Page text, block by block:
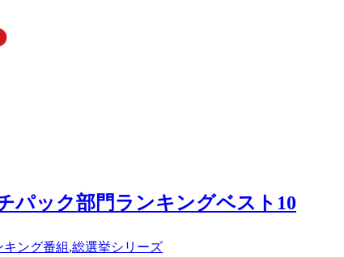
パック部門ランキングベスト10
キング番組,総選挙シリーズ